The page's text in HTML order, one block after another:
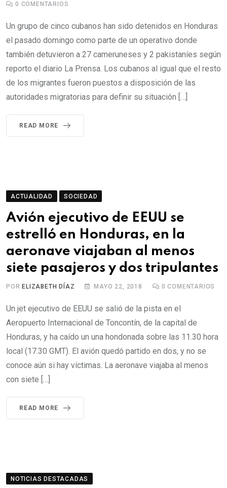
0 COMENTARIOS
Un grupo de cinco cubanos han sido detenidos en Honduras
el pasado domingo como parte de un operativo donde
también detuvieron a 27 cameruneses y 2 pakistaníes según
reporto el diario La Prensa. Los cubanos al igual que el resto
de los migrantes fueron puestos a disposición de las
autoridades migratorias para definir su situación […]
READ MORE
ACTUALIDAD SOCIEDAD
Avión ejecutivo de EEUU se
estrelló en Honduras, en la
aeronave viajaban al menos
siete pasajeros y dos tripulantes
PORELIZABETH DÍAZ MAYO 22, 2018 0 COMENTARIOS
Un jet ejecutivo de EEUU se salió de la pista en el
Aeropuerto Internacional de Toncontín, de la capital de
Honduras, y ha caído un una hondonada sobre las 11.30 hora
local (17.30 GMT). El avión quedó partido en dos, y no se
conoce aún si hay víctimas. La aeronave viajaba al menos
con siete […]
READ MORE
NOTICIAS DESTACADAS